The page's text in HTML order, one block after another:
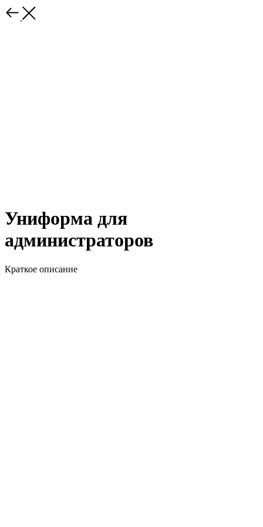
Униформа для
администраторов
Краткое описание